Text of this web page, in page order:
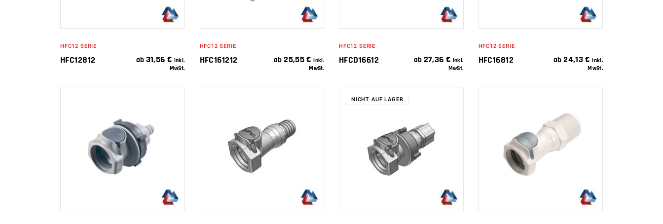
HFC12 SERIE
HFC12812 ab 31,56 € inkl.
MwSt.
HFC12 SERIE
HFC161212 ab25,55€ inkl.
MwSt.
HFC12 SERIE
HFCD16612 ab 27,36 € inkl.
MwSt.
HFC12 SERIE
HFC16812 ab24,13€ inkl.
MwSt.
IN DEN
WARENKORB
IN DEN
WARENKORB
NICHT AUF LAGER
WEITERLESEN
IN DEN
WARENKORB